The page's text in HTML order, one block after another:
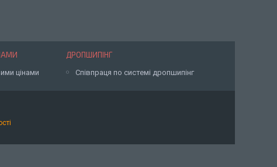
цінами
ДРОПШИПІНГ
Співпраця по системі дропшипінг